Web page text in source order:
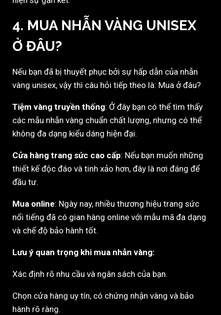
4. MUA NHẪN VÀNG UNISEX
Ở ĐÂU?
Nếu bạn đã bị thuyết phục bởi sự hấp dẫn của nhẫn
vàng unisex, vậy thì câu hỏi tiếp theo là: Mua ở đâu?
Tiệm vàng truyền thống: Ở đây bạn có thể tìm thấy
các mẫu nhẫn vàng chuẩn chất lượng, nhưng có thể
không đa dạng kiểu dáng hiện đại.
Cửa hàng trang sức cao cấp: Nếu bạn muốn những
thiết kế độc đáo và tinh xảo hơn, đây là nơi đáng để
đầu tư.
Mua online: Ngày nay, nhiều thương hiệu trang sức
nổi tiếng đã có gian hàng online với mẫu mã đa dạng
và chế độ bảo hành tốt.
Lưu ý quan trọng khi mua nhẫn vàng:
Xác định rõ nhu cầu và ngân sách của bạn.
Chọn cửa hàng uy tín, có chứng nhận vàng và bảo
hành rõ ràng.